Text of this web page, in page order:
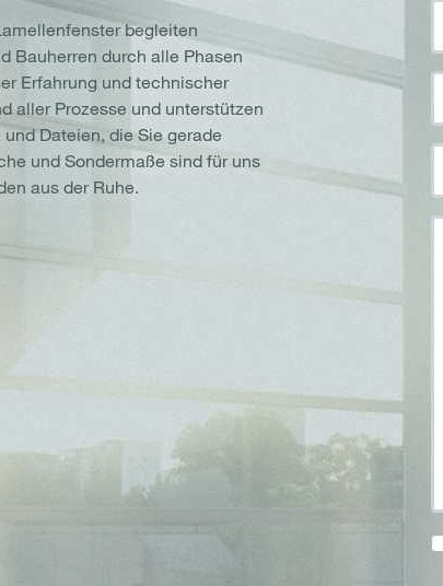
begleiten
Bauherren durch alle Phasen
Erfahrung und technischer
aller Prozesse und unterstützen
Dateien, die Sie gerade
und Sondermaße sind für uns
aus der Ruhe.